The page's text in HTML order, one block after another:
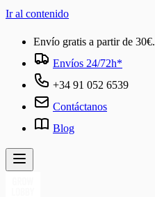
Ir al contenido
Envío gratis a partir de 30€.
Envíos 24/72h*
+34 91 052 6539
Contáctanos
Blog